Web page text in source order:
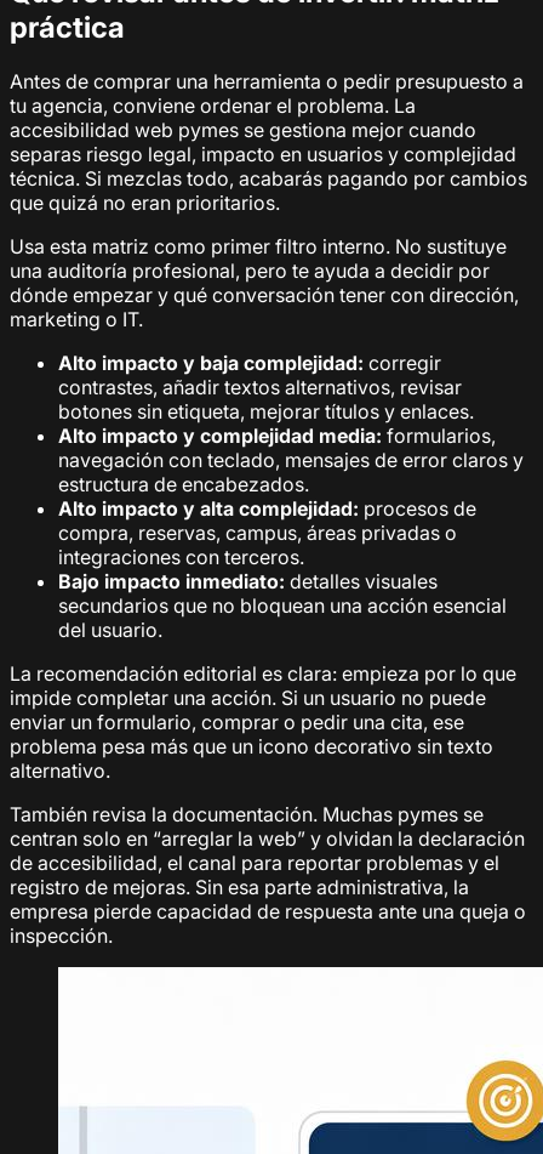
práctica
Antes de comprar una herramienta o pedir presupuesto a
tu agencia, conviene ordenar el problema. La
accesibilidad web pymes se gestiona mejor cuando
separas riesgo legal, impacto en usuarios y complejidad
técnica. Si mezclas todo, acabarás pagando por cambios
que quizá no eran prioritarios.
Usa esta matriz como primer filtro interno. No sustituye
una auditoría profesional, pero te ayuda a decidir por
dónde empezar y qué conversación tener con dirección,
marketing o IT.
Alto impacto y baja complejidad: corregir
contrastes, añadir textos alternativos, revisar
botones sin etiqueta, mejorar títulos y enlaces.
Alto impacto y complejidad media: formularios,
navegación con teclado, mensajes de error claros y
estructura de encabezados.
Alto impacto y alta complejidad: procesos de
compra, reservas, campus, áreas privadas o
integraciones con terceros.
Bajo impacto inmediato: detalles visuales
secundarios que no bloquean una acción esencial
del usuario.
La recomendación editorial es clara: empieza por lo que
impide completar una acción. Si un usuario no puede
enviar un formulario, comprar o pedir una cita, ese
problema pesa más que un icono decorativo sin texto
alternativo.
También revisa la documentación. Muchas pymes se
centran solo en “arreglar la web” y olvidan la declaración
de accesibilidad, el canal para reportar problemas y el
registro de mejoras. Sin esa parte administrativa, la
empresa pierde capacidad de respuesta ante una queja o
inspección.